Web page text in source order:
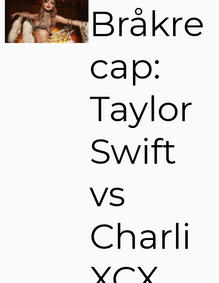
Bråkre
cap:
Taylor
Swift
vs
Charli